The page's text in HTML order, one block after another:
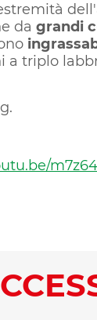
da grandi
a triplo